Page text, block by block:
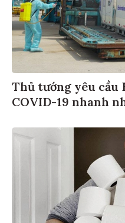
Thủ tướng yêu cầu
COVID-19 nhanh